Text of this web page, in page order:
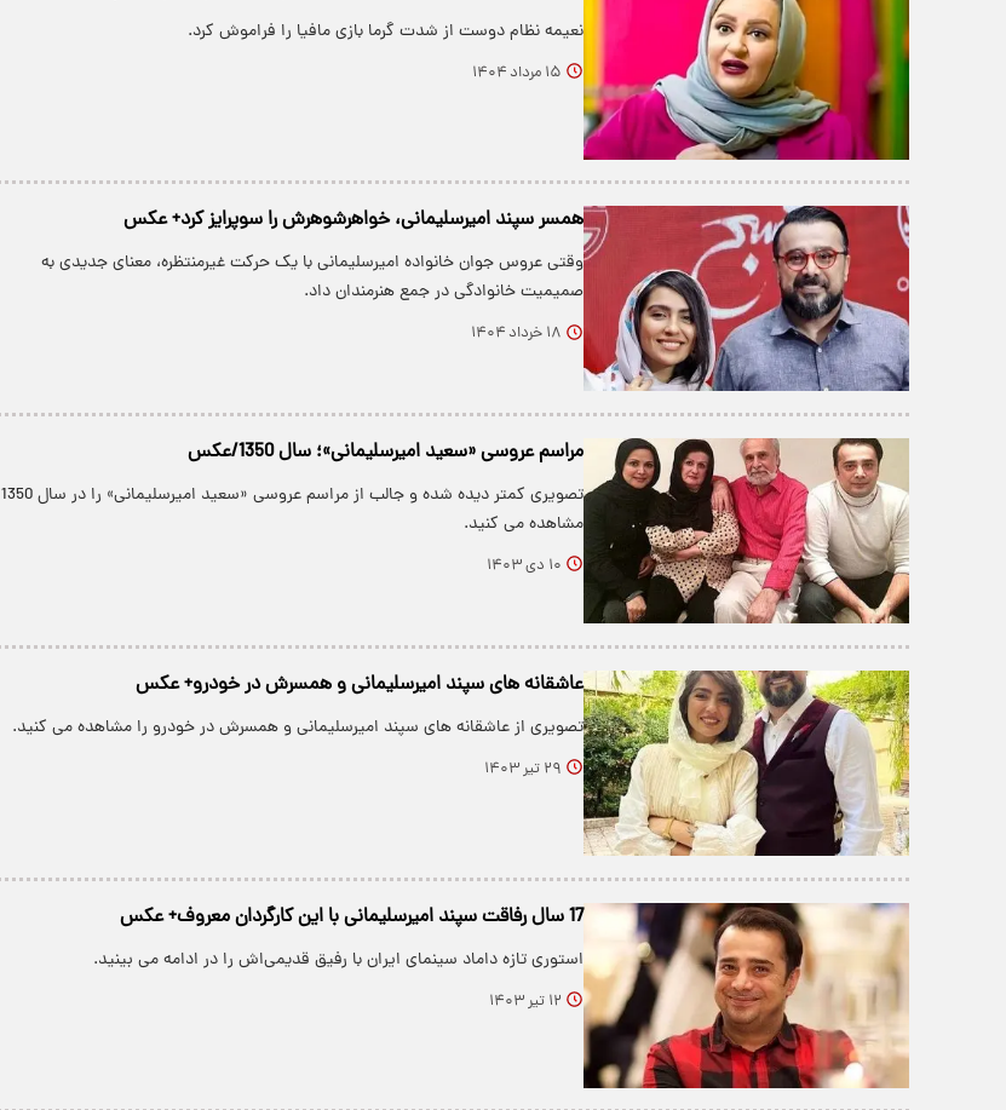
نعیمه نظام دوست از شدت گرما بازی مافیا را فراموش کرد.
۱۵ مرداد ۱۴۰۴
همسر سپند امیرسلیمانی، خواهرشوهرش را سوپرایز کرد+ عکس
وقتی عروس جوان خانواده امیرسلیمانی با یک حرکت غیرمنتظره، معنای جدیدی به
صمیمیت خانوادگی در جمع هنرمندان داد.
۱۸ خرداد ۱۴۰۴
مراسم عروسی «سعید امیرسلیمانی»؛ سال 1350/عکس
تصویری کمتر دیده شده و جالب از مراسم عروسی «سعید امیرسلیمانی» را در سال 1350
مشاهده می کنید.
۱۰ دی ۱۴۰۳
عاشقانه های سپند امیرسلیمانی و همسرش در خودرو+ عکس
تصویری از عاشقانه های سپند امیرسلیمانی و همسرش در خودرو را مشاهده می کنید.
۲۹ تیر ۱۴۰۳
17 سال رفاقت سپند امیرسلیمانی با این کارگردان معروف+ عکس
استوری تازه داماد سینمای ایران با رفیق قدیمی‌اش را در ادامه می بینید.
۱۲ تیر ۱۴۰۳